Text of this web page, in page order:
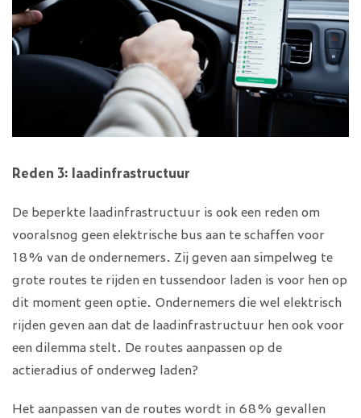
Reden 3: laadinfrastructuur
De beperkte laadinfrastructuur is ook een reden om
vooralsnog geen elektrische bus aan te schaffen voor
18% van de ondernemers. Zij geven aan simpelweg te
grote routes te rijden en tussendoor laden is voor hen op
dit moment geen optie. Ondernemers die wel elektrisch
rijden geven aan dat de laadinfrastructuur hen ook voor
een dilemma stelt. De routes aanpassen op de
actieradius of onderweg laden?
Het aanpassen van de routes wordt in 68% gevallen